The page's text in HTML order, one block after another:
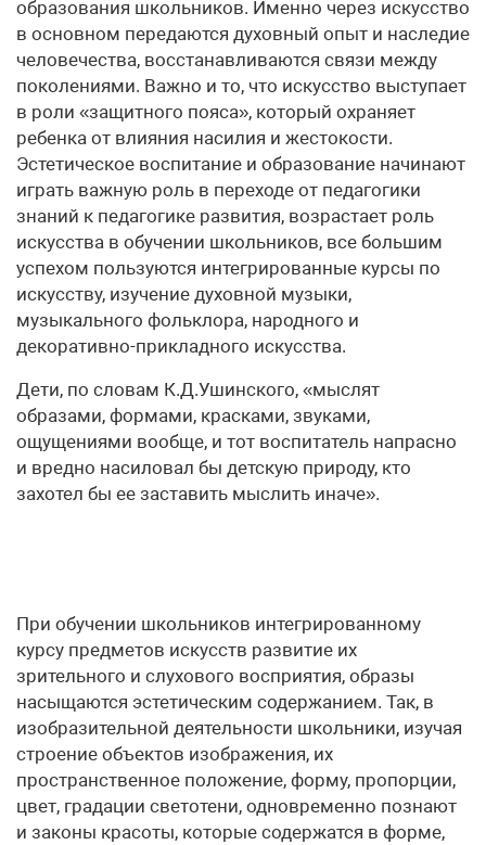
образования школьников. Именно через искусство
в основном передаются духовный опыт и наследие
человечества, восстанавливаются связи между
поколениями. Важно и то, что искусство выступает
в роли «защитного пояса», который охраняет
ребенка от влияния насилия и жестокости.
Эстетическое воспитание и образование начинают
играть важную роль в переходе от педагогики
знаний к педагогике развития, возрастает роль
искусства в обучении школьников, все большим
успехом пользуются интегрированные курсы по
искусству, изучение духовной музыки,
музыкального фольклора, народного и
декоративно-прикладного искусства.
Дети, по словам К.Д.Ушинского, «мыслят
образами, формами, красками, звуками,
ощущениями вообще, и тот воспитатель напрасно
и вредно насиловал бы детскую природу, кто
захотел бы ее заставить мыслить иначе».
При обучении школьников интегрированному
курсу предметов искусств развитие их
зрительного и слухового восприятия, образы
насыщаются эстетическим содержанием. Так, в
изобразительной деятельности школьники, изучая
строение объектов изображения, их
пространственное положение, форму, пропорции,
цвет, градации светотени, одновременно познают
и законы красоты, которые содержатся в форме,